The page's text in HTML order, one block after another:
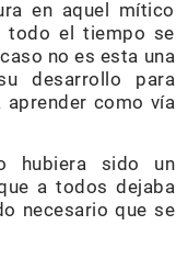
en aquel mítico
todo el tiempo se
no es esta una
desarrollo para
aprender como vía
hubiera sido un
a todos dejaba
necesario que se